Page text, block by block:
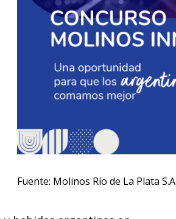
Fuente: Molinos Río de La Plata S.A